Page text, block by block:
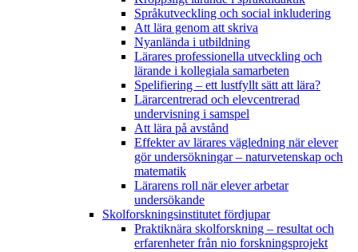
Språkutveckling och social inkludering
Att lära genom att skriva
Nyanlända i utbildning
Lärares professionella utveckling och
lärande i kollegiala samarbeten
Spelifiering – ett lustfyllt sätt att lära?
Lärarcentrerad och elevcentrerad
undervisning i samspel
Att lära på avstånd
Effekter av lärares vägledning när elever
gör undersökningar – naturvetenskap och
matematik
Lärarens roll när elever arbetar
undersökande
Skolforskningsinstitutet fördjupar
Praktiknära skolforskning – resultat och
erfarenheter från nio forskningsprojekt